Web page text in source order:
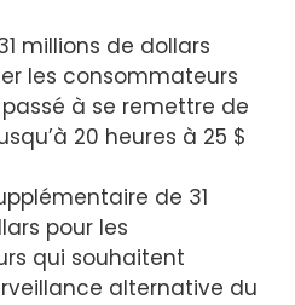
millions de dollars
les consommateurs
à se remettre de
20 heures à 25 $
de 31
pour les
qui souhaitent
alternative du